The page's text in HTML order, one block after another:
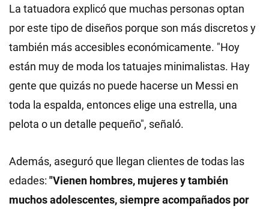
La tatuadora explicó que muchas personas optan
por este tipo de diseños porque son más discretos y
también más accesibles económicamente. "Hoy
están muy de moda los tatuajes minimalistas. Hay
gente que quizás no puede hacerse un Messi en
toda la espalda, entonces elige una estrella, una
pelota o un detalle pequeño", señaló.
Además, aseguró que llegan clientes de todas las
edades: "Vienen hombres, mujeres y también
muchos adolescentes, siempre acompañados por